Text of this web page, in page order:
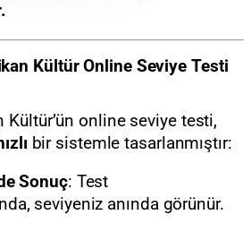
Kültür Online Seviye Testi
Kültür’ün online seviye testi,
bir sistemle tasarlanmıştır:
Sonuç: Test
seviyeniz anında görünür.